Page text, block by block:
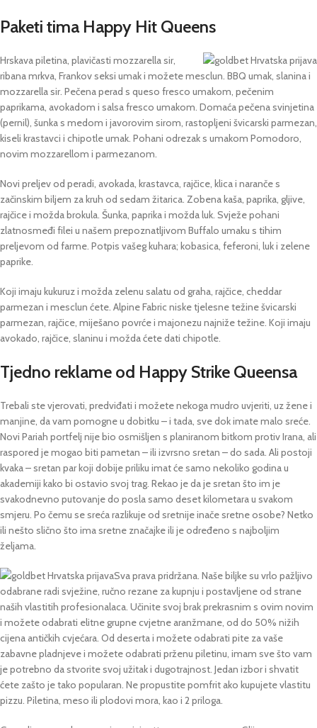
Paketi tima Happy Hit Queens
Hrskava piletina, plavičasti mozzarella sir,
ribana mrkva, Frankov seksi umak i možete mesclun. BBQ umak, slanina i
mozzarella sir. Pečena perad s queso fresco umakom, pečenim
paprikama, avokadom i salsa fresco umakom. Domaća pečena svinjetina
(pernil), šunka s medom i javorovim sirom, rastopljeni švicarski parmezan,
kiseli krastavci i chipotle umak. Pohani odrezak s umakom Pomodoro,
novim mozzarellom i parmezanom.
Novi preljev od peradi, avokada, krastavca, rajčice, klica i naranče s
začinskim biljem za kruh od sedam žitarica. Zobena kaša, paprika, gljive,
rajčice i možda brokula. Šunka, paprika i možda luk. Svježe pohani
zlatnosmeđi filei u našem prepoznatljivom Buffalo umaku s tihim
preljevom od farme. Potpis vašeg kuhara; kobasica, feferoni, luk i zelene
paprike.
Koji imaju kukuruz i možda zelenu salatu od graha, rajčice, cheddar
parmezan i mesclun ćete. Alpine Fabric niske tjelesne težine švicarski
parmezan, rajčice, miješano povrće i majonezu najniže težine. Koji imaju
avokado, rajčice, slaninu i možda ćete dati chipotle.
Tjedno reklame od Happy Strike Queensa
Trebali ste vjerovati, predviđati i možete nekoga mudro uvjeriti, uz žene i
manjine, da vam pomogne u dobitku – i tada, sve dok imate malo sreće.
Novi Pariah portfelj nije bio osmišljen s planiranom bitkom protiv Irana, ali
raspored je mogao biti pametan – ili izvrsno sretan – do sada. Ali postoji
kvaka – sretan par koji dobije priliku imat će samo nekoliko godina u
akademiji kako bi ostavio svoj trag. Rekao je da je sretan što im je
svakodnevno putovanje do posla samo deset kilometara u svakom
smjeru. Po čemu se sreća razlikuje od sretnije inače sretne osobe? Netko
ili nešto slično što ima sretne značajke ili je određeno s najboljim
željama.
Sva prava pridržana. Naše biljke su vrlo pažljivo
odabrane radi svježine, ručno rezane za kupnju i postavljene od strane
naših vlastitih profesionalaca. Učinite svoj brak prekrasnim s ovim novim
i možete odabrati elitne grupne cvjetne aranžmane, od do 50% nižih
cijena antičkih cvjećara. Od deserta i možete odabrati pite za vaše
zabavne pladnjeve i možete odabrati prženu piletinu, imam sve što vam
je potrebno da stvorite svoj užitak i dugotrajnost. Jedan izbor i shvatit
ćete zašto je tako popularan. Ne propustite pomfrit ako kupujete vlastitu
pizzu. Piletina, meso ili plodovi mora, kao i 2 priloga.